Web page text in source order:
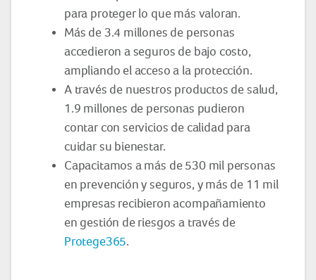
para proteger lo que más valoran.
Más de 3.4 millones de personas
accedieron a seguros de bajo costo,
ampliando el acceso a la protección.
A través de nuestros productos de salud,
1.9 millones de personas pudieron
contar con servicios de calidad para
cuidar su bienestar.
Capacitamos a más de 530 mil personas
en prevención y seguros, y más de 11 mil
empresas recibieron acompañamiento
en gestión de riesgos a través de
Protege365.